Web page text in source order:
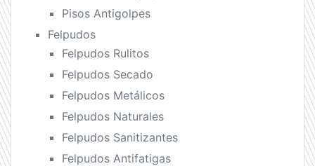
Pisos Antigolpes
Felpudos
Felpudos Rulitos
Felpudos Secado
Felpudos Metálicos
Felpudos Naturales
Felpudos Sanitizantes
Felpudos Antifatigas